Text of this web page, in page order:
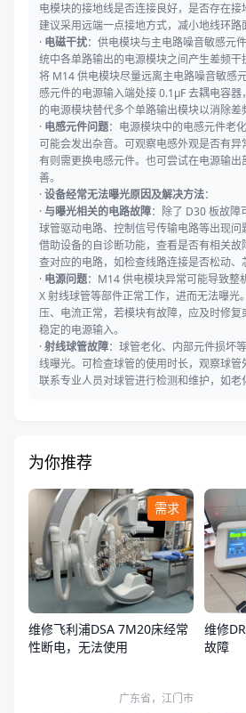
电模块的接地线是否连接良好，是否存在接
建议采用远端一点接地方式，减小地线环路
· 电磁干扰：供电模块与主电路噪音敏感元
统中各单路输出的电源模块之间产生差频
将 M14 供电模块尽量远离主电路噪音敏感
感元件的电源输入端处接 0.1μF 去耦电容
的电源模块替代多个单路输出模块以消除差
· 电感元件问题：电源模块中的电感元件老
可能会发出杂音。可观察电感外观是否有
有则需更换电感元件。也可尝试在电源输出
善。
·设备经常无法曝光原因及解决方法：
·与曝光相关的电路故障：除了 D30 板故障
球管驱动电路、控制信号传输电路等出现
借助设备的自诊断功能，查看是否有相关
查对应的电路，如检查线路连接是否松动、
· 电源问题：M14 供电模块异常可能导致整
X 射线球管等部件正常工作，进而无法曝光
压、电流正常，若模块有故障，应及时修
稳定的电源输入。
·射线球管故障：球管老化、内部元件损坏
线曝光。可检查球管的使用时长，观察球
联系专业人员对球管进行检测和维护，如老
为你推荐
需求
维修飞利浦DSA 7M20床经常
性断电，无法使用
广东省，江门市
维修
故障